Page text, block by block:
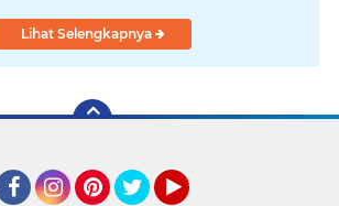
Lihat Selengkapnya